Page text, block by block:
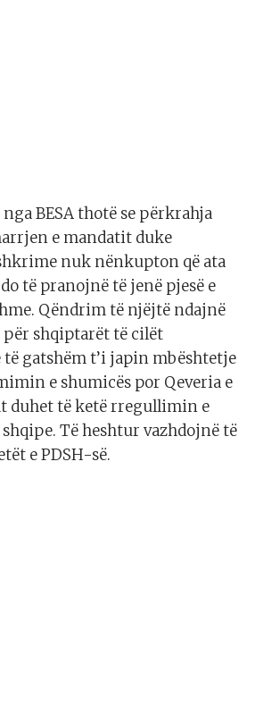
BESA thotë se përkrahja
e mandatit duke
nuk nënkupton që ata
të pranojnë të jenë pjesë e
Qëndrim të njëjtë ndajnë
për shqiptarët të cilët
të gatshëm t’i japin mbështetje
e shumicës por Qeveria e
duhet të ketë rregullimin e
Të heshtur vazhdojnë të
e PDSH-së.